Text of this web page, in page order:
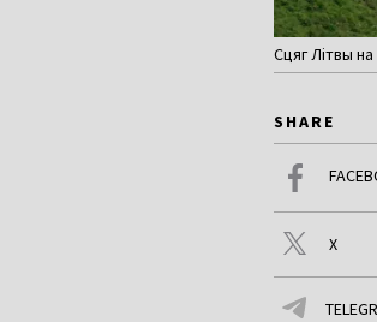
Сцяг Літвы
SHARE
X